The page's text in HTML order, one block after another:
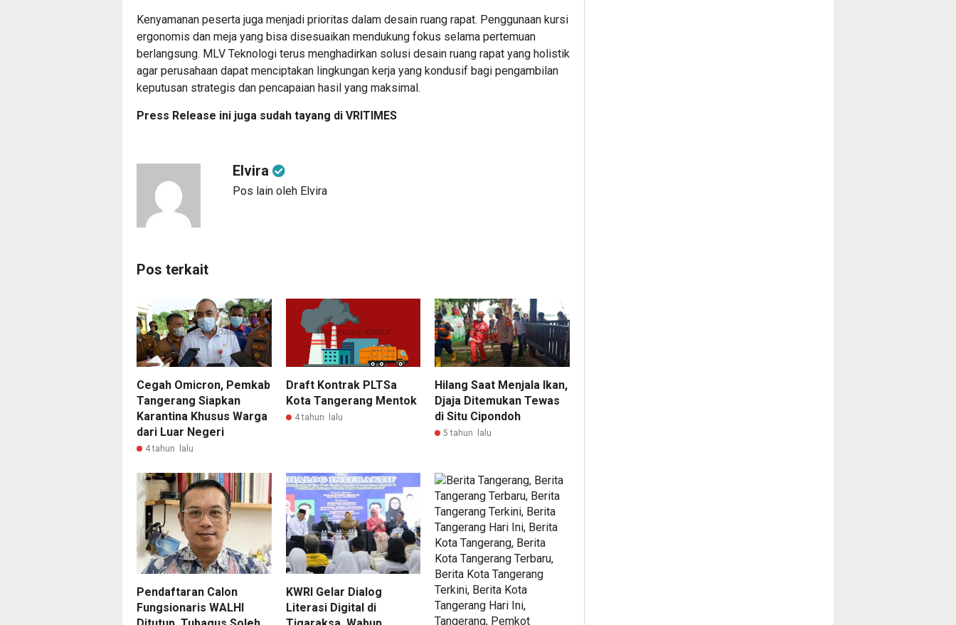
Kenyamanan peserta juga menjadi prioritas dalam desain ruang rapat. Penggunaan kursi
ergonomis dan meja yang bisa disesuaikan mendukung fokus selama pertemuan
berlangsung. MLV Teknologi terus menghadirkan solusi desain ruang rapat yang holistik
agar perusahaan dapat menciptakan lingkungan kerja yang kondusif bagi pengambilan
keputusan strategis dan pencapaian hasil yang maksimal.
Press Release ini juga sudah tayang di VRITIMES
Elvira
Pos lain oleh Elvira
Pos terkait
Cegah Omicron, Pemkab
Tangerang Siapkan
Karantina Khusus Warga
dari Luar Negeri
4 tahun lalu
Draft Kontrak PLTSa
Kota Tangerang Mentok
4 tahun lalu
Hilang Saat Menjala Ikan,
Djaja Ditemukan Tewas
di Situ Cipondoh
5 tahun lalu
Pendaftaran Calon
Fungsionaris WALHI
KWRI Gelar Dialog
Literasi Digital di